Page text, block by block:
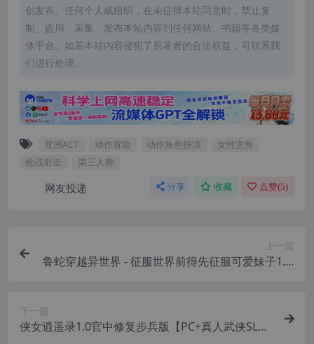
创发布。任何个人或组织，在未征得本站同意时，禁止复
制、盗用、采集、发布本站内容到任何网站、书籍等各类媒
体平台。如若本站内容侵犯了原著者的合法权益，可联系我
们进行处理。
亚洲ACT 动作冒险 动作角色扮演
女性主角
枪战射击
第三人称
网友投递 分享 收藏 点赞(5)
上一篇
鲁蛇穿越异世界 - 征服世界前得先征服可爱妹子1.0.
irls Before Conquering the World【784M】
下一篇
侠女逍遥录1.0官中修复步兵版【PC+真人武侠SLG/